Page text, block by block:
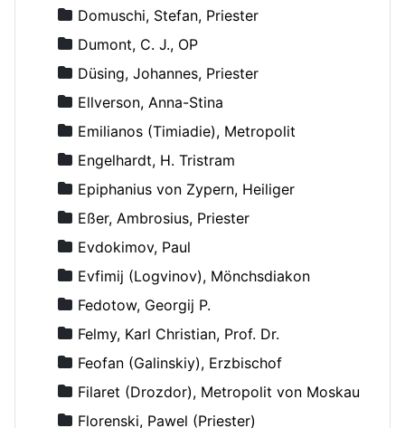
Domuschi, Stefan, Priester
Dumont, C. J., OP
Düsing, Johannes, Priester
Ellverson, Anna-Stina
Emilianos (Timiadie), Metropolit
Engelhardt, H. Tristram
Epiphanius von Zypern, Heiliger
Eßer, Ambrosius, Priester
Evdokimov, Paul
Evfimij (Logvinov), Mönchsdiakon
Fedotow, Georgij P.
Felmy, Karl Christian, Prof. Dr.
Feofan (Galinskiy), Erzbischof
Filaret (Drozdor), Metropolit von Moskau
Florenski, Pawel (Priester)